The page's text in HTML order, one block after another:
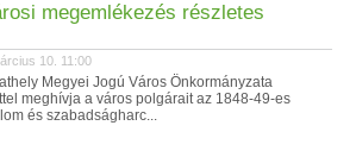
megemlékezés részletes
10. 11:00
Megyei Jogú Város Önkormányzata
meghívja a város polgárait az 1848-49-es
és szabadságharc...